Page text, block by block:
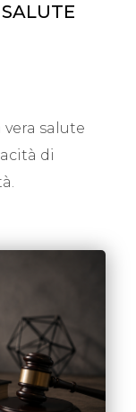
salute
di